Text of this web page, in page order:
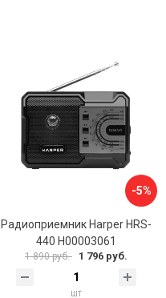
-5%
Радиоприемник Harper HRS-
440 H00003061
1 890 руб. 1 796 руб.
шт